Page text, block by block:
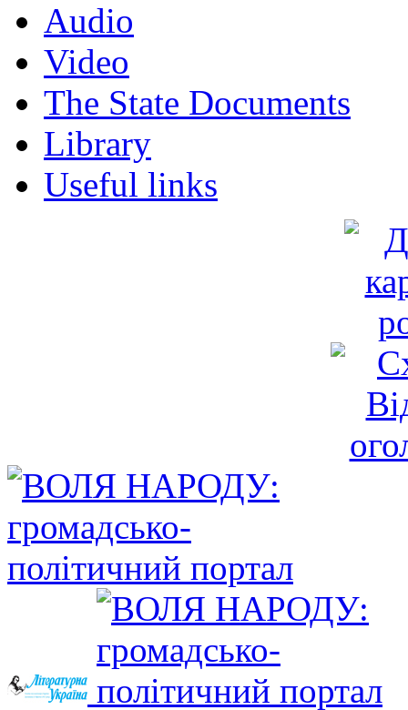
Audio
Video
The State Documents
Library
Useful links